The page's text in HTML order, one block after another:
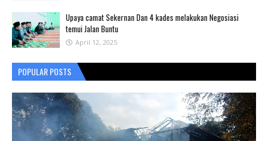
Upaya camat Sekernan Dan 4 kades melakukan Negosiasi
temui Jalan Buntu
April 12, 2025
POPULAR POSTS